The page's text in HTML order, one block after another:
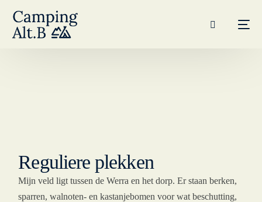
Reguliere plekken
Mijn veld ligt tussen de Werra en het dorp. Er staan berken,
sparren, walnoten- en kastanjebomen voor wat beschutting,